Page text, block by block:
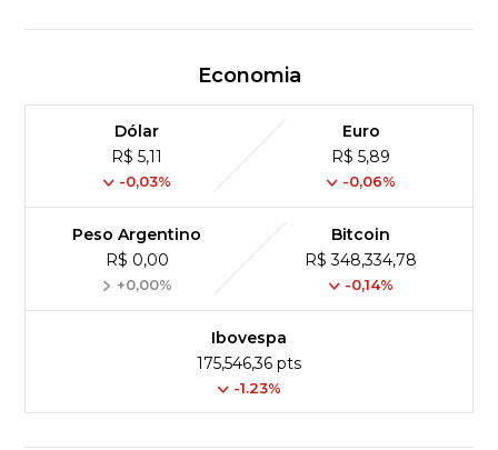
Economia
Dólar
R$ 5,11
-0,03%
Euro
R$ 5,89
-0,06%
Peso Argentino
R$ 0,00
+0,00%
Bitcoin
R$ 348,334,78
-0,14%
Ibovespa
175,546,36 pts
-1.23%